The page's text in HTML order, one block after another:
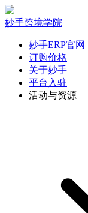
妙手跨境学院
妙手ERP官网
订购价格
关于妙手
平台入驻
活动与资源